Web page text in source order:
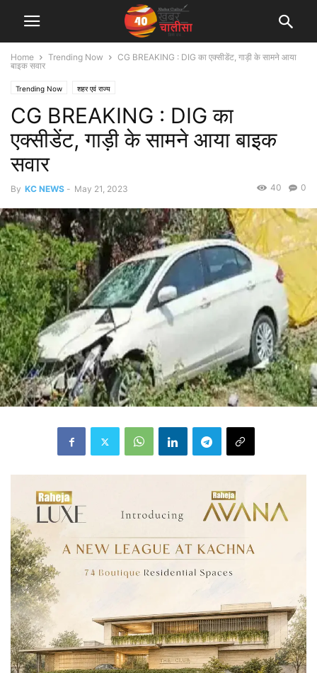
Home Trending Now
CG BREAKING : DIG का एक्सीडेंट, गाड़ी के सामने आया
बाइक सवार
Trending Now शहर एवं राज्य
CG BREAKING : DIG का
एक्सीडेंट, गाड़ी के सामने आया बाइक
सवार
By KC NEWS - May 21, 2023 0
40